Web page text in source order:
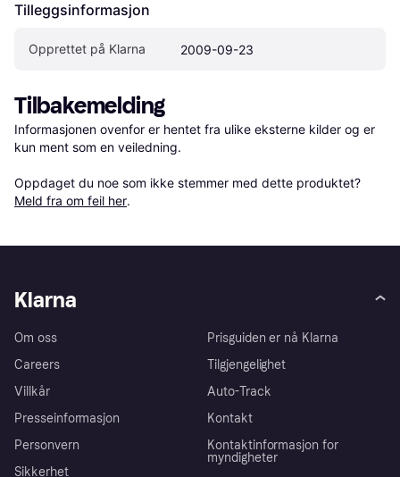
Tilleggsinformasjon
Opprettet på Klarna 2009-09-23
Tilbakemelding
Informasjonen ovenfor er hentet fra ulike eksterne kilder og er
kun ment som en veiledning.
Oppdaget du noe som ikke stemmer med dette produktet?
Meld fra om feil her.
Klarna
Om oss
Careers
Villkår
Presseinformasjon
Personvern
Sikkerhet
Prisguiden er nå Klarna
Tilgjengelighet
Auto-Track
Kontakt
Kontaktinformasjon for
myndigheter